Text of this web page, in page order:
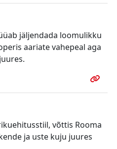
jäljendada loomulikku
aariate vahepeal aga
võttis Rooma
ja uste kuju juures